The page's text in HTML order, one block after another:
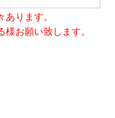
ります。
お願い致します。